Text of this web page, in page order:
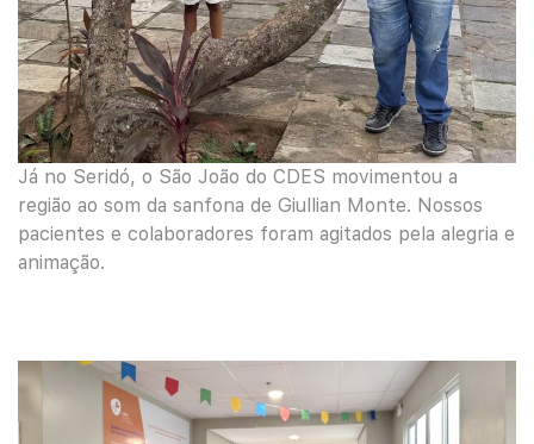
Já no Seridó, o São João do CDES movimentou a
região ao som da sanfona de Giullian Monte. Nossos
pacientes e colaboradores foram agitados pela alegria e
animação.